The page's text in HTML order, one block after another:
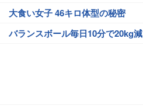
大食い女子 46キロ体型の秘密
バランスボール毎日10分で20kg減